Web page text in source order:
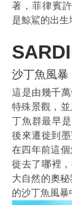
著，菲律賓
是鯨鯊的出生
沙丁魚風暴
這是由幾千
特殊景觀，
丁魚群最早
後來遷徙到
在四年前這
徙去了哪裡
大自然的奧
的沙丁魚風暴